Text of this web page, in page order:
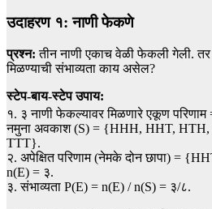
उदाहरण १: नाणी फेकणे
प्रश्न: तीन नाणी एकाच वेळी फेकली गेली.
मिळण्याची संभाव्यता काय असेल?
स्टेप-बाय-स्टेप उपाय:
१. ३ नाणी फेकल्यावर मिळणारे एकूण परिणाम
नमुना अवकाश (S) = {HHH, HHT,
TTT}.
२. अपेक्षित परिणाम (नेमके दोन छापा) =
n(E) = ३.
३. संभाव्यता P(E) = n(E) / n(S) = ३/८.